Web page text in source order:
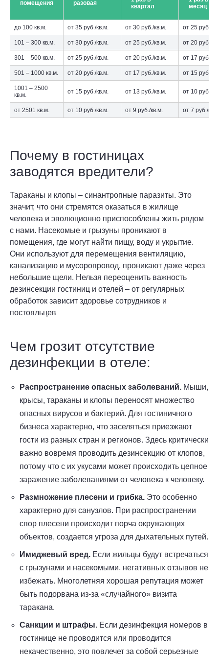
помещения
разовая
квартал
месяц
до 100 кв.м. от 35 руб./кв.м. от 30 руб./кв.м. от 25 руб./
101 – 300 кв.м. от 30 руб./кв.м. от 25 руб./кв.м. от 20 руб./
301 – 500 кв.м. от 25 руб./кв.м. от 20 руб./кв.м. от 17 руб./
501 – 1000 кв.м. от 20 руб./кв.м. от 17 руб./кв.м. от 15 руб./
1001 – 2500
кв.м.
от 15 руб./кв.м. от 13 руб./кв.м. от 10 руб./
от 2501 кв.м. от 10 руб./кв.м. от 9 руб./кв.м. от 7 руб./
Почему в гостиницах
заводятся вредители?
Тараканы и клопы – синантропные паразиты. Это
значит, что они стремятся оказаться в жилище
человека и эволюционно приспособлены жить рядом
с нами. Насекомые и грызуны проникают в
помещения, где могут найти пищу, воду и укрытие.
Они используют для перемещения вентиляцию,
канализацию и мусоропровод, проникают даже через
небольшие щели. Нельзя переоценить важность
дезинсекции гостиниц и отелей – от регулярных
обработок зависит здоровье сотрудников и
постояльцев
Чем грозит отсутствие
дезинфекции в отеле:
Распространение опасных заболеваний. Мыши,
крысы, тараканы и клопы переносят множество
опасных вирусов и бактерий. Для гостиничного
бизнеса характерно, что заселяться приезжают
гости из разных стран и регионов. Здесь критически
важно вовремя проводить дезинсекцию от клопов,
потому что с их укусами может происходить цепное
заражение заболеваниями от человека к человеку.
Размножение плесени и грибка. Это особенно
характерно для санузлов. При распространении
спор плесени происходит порча окружающих
объектов, создается угроза для дыхательных путей.
Имиджевый вред. Если жильцы будут встречаться
с грызунами и насекомыми, негативных отзывов не
избежать. Многолетняя хорошая репутация может
быть подорвана из-за «случайного» визита
таракана.
Санкции и штрафы. Если дезинфекция номеров в
гостинице не проводится или проводится
некачественно, это повлечет за собой серьезные